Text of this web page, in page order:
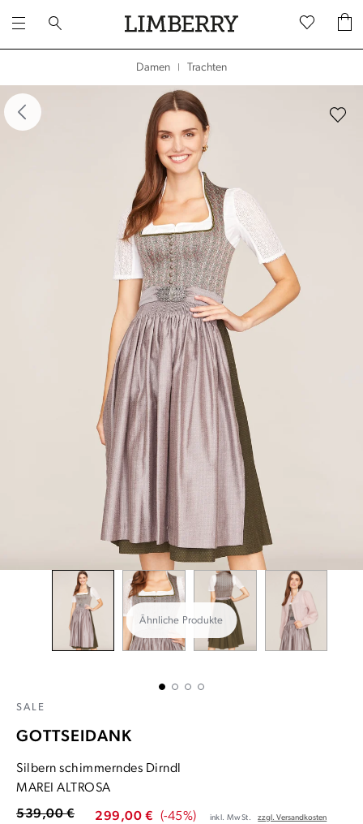
Damen Trachten
überspringen
Ähnliche Produkte
SALE
GOTTSEIDANK
Silbern schimmerndes Dirndl
MAREI ALTROSA
299,00 € (-45%)
539,00 € inkl. MwSt. zzgl. Versandkosten